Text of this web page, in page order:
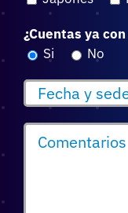
¿Cuentas ya
Si
No